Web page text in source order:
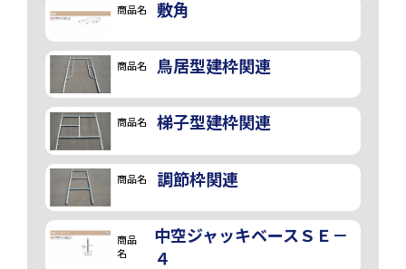
商品名 敷角
商品名 鳥居型建枠関連
商品名 梯子型建枠関連
商品名 調節枠関連
商品
名
中空ジャッキベースＳＥ－
４